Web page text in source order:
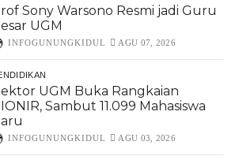
Sony Warsono Resmi jadi Guru
UGM
INFOGUNUNGKIDUL AGU 07, 2026
UGM Buka Rangkaian
Sambut 11.099 Mahasiswa
INFOGUNUNGKIDUL AGU 03, 2026